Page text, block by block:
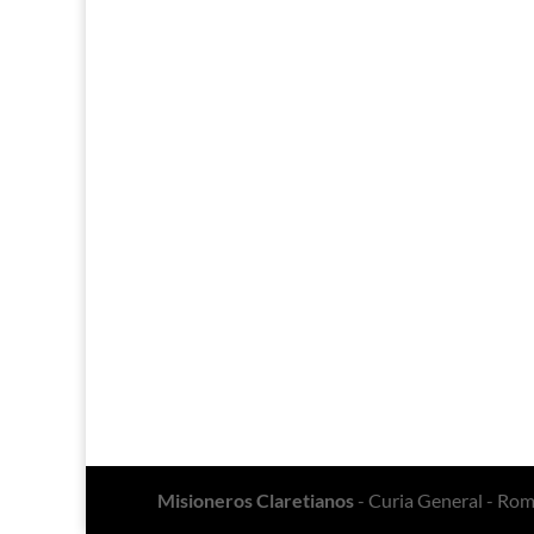
Misioneros Claretianos - Curia General -